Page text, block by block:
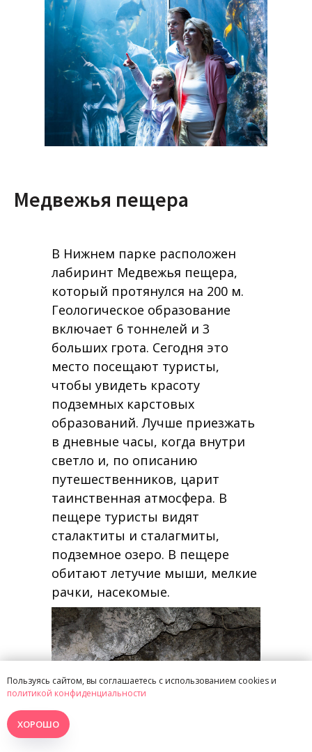
Медвежья пещера
В Нижнем парке расположен
лабиринт Медвежья пещера,
который протянулся на 200 м.
Геологическое образование
включает 6 тоннелей и 3
больших грота. Сегодня это
место посещают туристы,
чтобы увидеть красоту
подземных карстовых
образований. Лучше приезжать
в дневные часы, когда внутри
светло и, по описанию
путешественников, царит
таинственная атмосфера. В
пещере туристы видят
сталактиты и сталагмиты,
подземное озеро. В пещере
обитают летучие мыши, мелкие
рачки, насекомые.
Пользуясь сайтом, вы соглашаетесь с использованием cookies и
политикой конфиденциальности
ХОРОШО